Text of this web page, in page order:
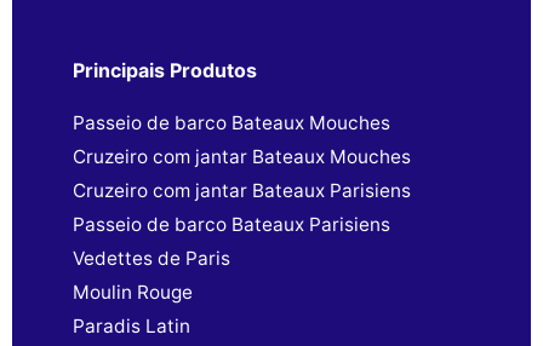
Principais Produtos
Passeio de barco Bateaux Mouches
Cruzeiro com jantar Bateaux Mouches
Cruzeiro com jantar Bateaux Parisiens
Passeio de barco Bateaux Parisiens
Vedettes de Paris
Moulin Rouge
Paradis Latin